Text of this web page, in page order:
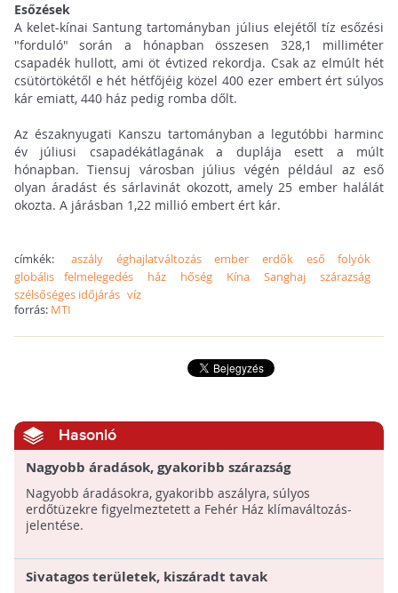
Esőzések
A kelet-kínai Santung tartományban július elejétől tíz esőzési
"forduló" során a hónapban összesen 328,1 milliméter
csapadék hullott, ami öt évtized rekordja. Csak az elmúlt hét
csütörtökétől e hét hétfőjéig közel 400 ezer embert ért súlyos
kár emiatt, 440 ház pedig romba dőlt.
Az északnyugati Kanszu tartományban a legutóbbi harminc
év júliusi csapadékátlagának a duplája esett a múlt
hónapban. Tiensuj városban július végén például az eső
olyan áradást és sárlavinát okozott, amely 25 ember halálát
okozta. A járásban 1,22 millió embert ért kár.
címkék:aszály éghajlatváltozás ember erdők eső
folyók
globális felmelegedés
ház hőség Kína Sanghaj
szárazság
szélsőséges időjárás víz
forrás: MTI
Hasonló
Nagyobb áradások, gyakoribb szárazság
Nagyobb áradásokra, gyakoribb aszályra, súlyos
erdőtüzekre figyelmeztetett a Fehér Ház klímaváltozás-
jelentése.
Sivatagos területek, kiszáradt tavak